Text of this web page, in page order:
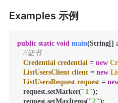
Examples 示例
public static void main(String[]
//证书
Credential credential = new
ListUsersClient client = new
ListUsersRequest request =
   request.setMarker(
"1");
   request.setMaxItems(
"2");